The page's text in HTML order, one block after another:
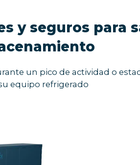
y seguros para
un pico de actividad o
equipo refrigerado